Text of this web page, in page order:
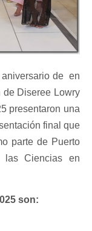
de en
de Diseree Lowry
presentaron una
final que
parte de Puerto
las Ciencias en
son: